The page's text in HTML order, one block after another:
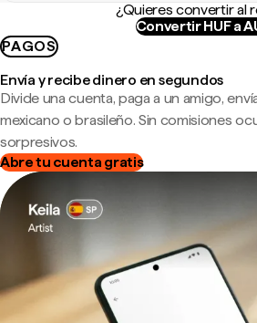
¿Quieres convertir al
Convertir HUF a
PAGOS
Envía y recibe dinero en segundos
Divide una cuenta, paga a un amigo,
mexicano o brasileño. Sin comisiones
sorpresivos.
Abre tu cuenta gratis